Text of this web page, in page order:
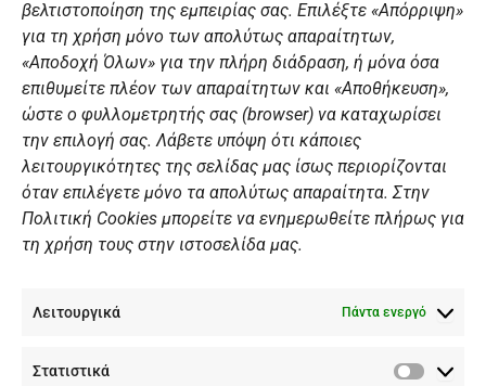
βελτιστοποίηση της εμπειρίας σας. Επιλέξτε «Απόρριψη»
για τη χρήση μόνο των απολύτως απαραίτητων,
«Αποδοχή Όλων» για την πλήρη διάδραση, ή μόνα όσα
επιθυμείτε πλέον των απαραίτητων και «Αποθήκευση»,
ώστε ο φυλλομετρητής σας (browser) να καταχωρίσει
την επιλογή σας. Λάβετε υπόψη ότι κάποιες
λειτουργικότητες της σελίδας μας ίσως περιορίζονται
όταν επιλέγετε μόνο τα απολύτως απαραίτητα. Στην
Πολιτική Cookies μπορείτε να ενημερωθείτε πλήρως για
τη χρήση τους στην ιστοσελίδα μας.
Λειτουργικά Πάντα ενεργό
Στατιστικά
Διάπλους
Χορηγοί
Summer Camp
ΠΡΟΣΩΠΙΚΑ ΔΕΔΟΜΕΝΑ
Πολιτική Ιστοσελίδας
Πολιτική Cookies Iστοσελίδας
Γενική Πολιτική ΝΟΒ
Ενημέρωση Summer Camp